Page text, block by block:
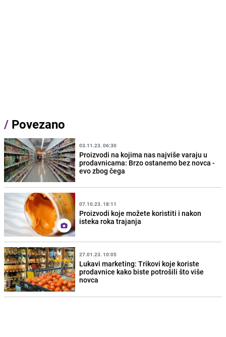
/ Povezano
03.11.23. 06:30
Proizvodi na kojima nas najviše varaju u
prodavnicama: Brzo ostanemo bez novca -
evo zbog čega
07.10.23. 18:11
Proizvodi koje možete koristiti i nakon
isteka roka trajanja
27.01.23. 10:05
Lukavi marketing: Trikovi koje koriste
prodavnice kako biste potrošili što više
novca